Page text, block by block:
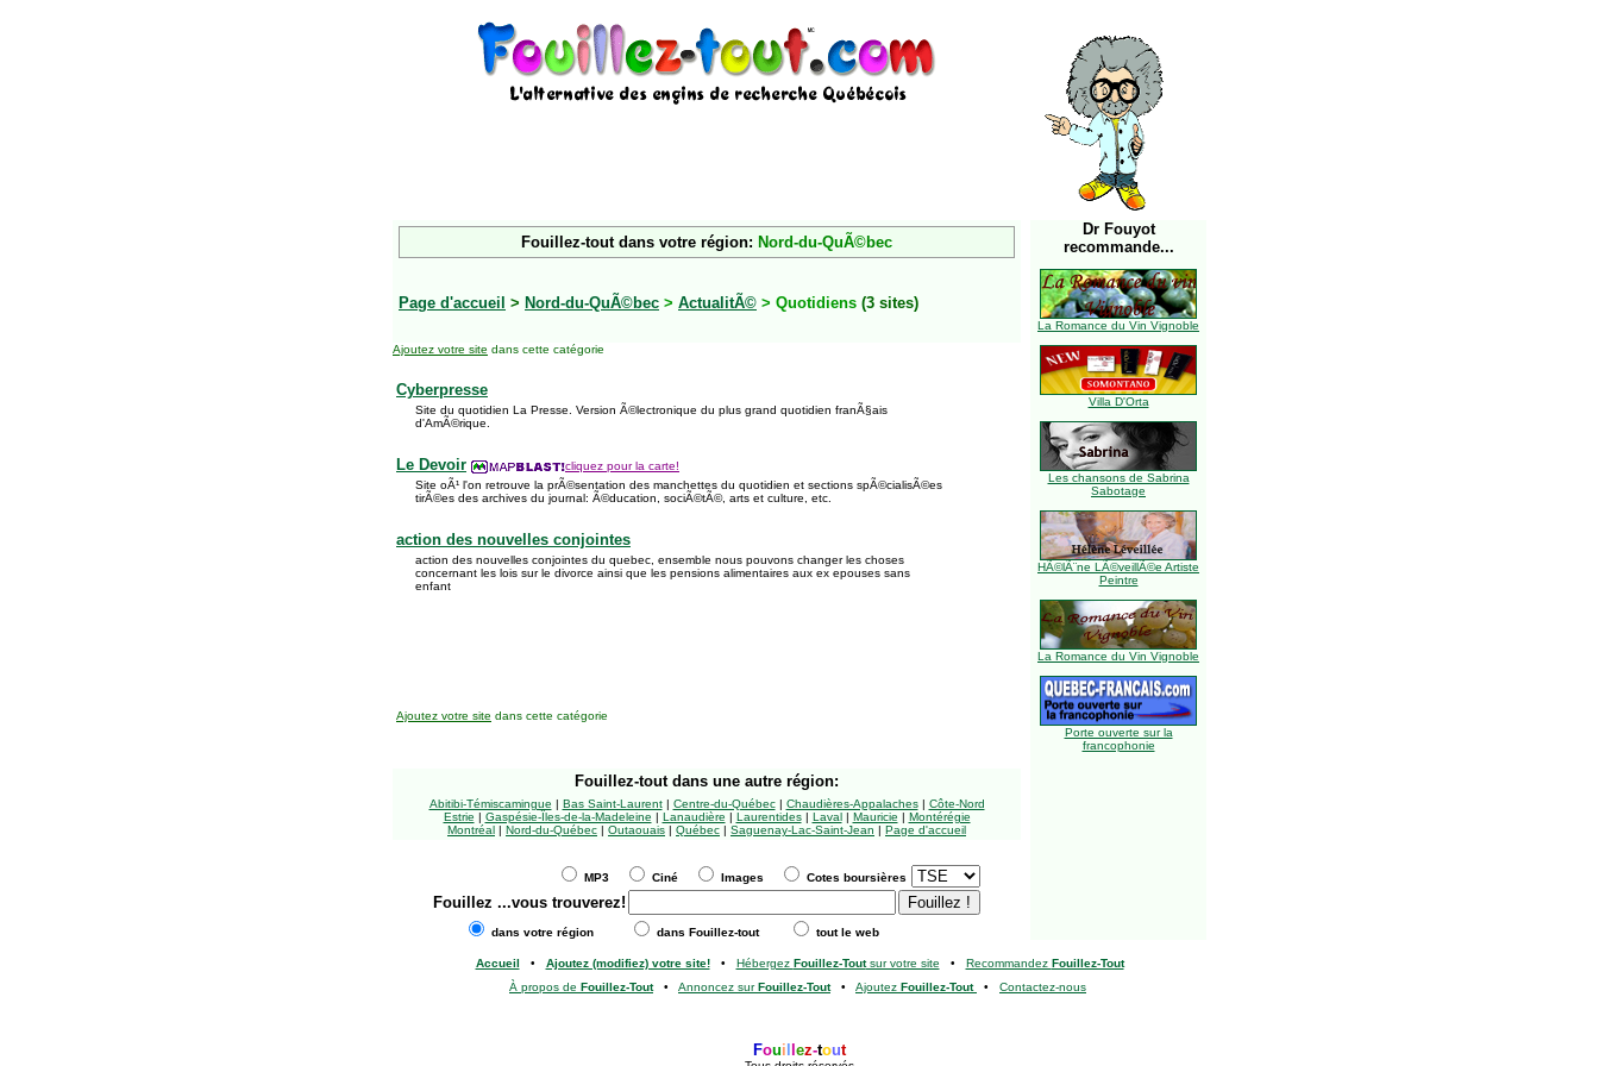
Fouillez-tout dans votre région: Nord-du-QuÃ©bec
Page d'accueil > Nord-du-QuÃ©bec > ActualitÃ© > Quotidiens (3 sites)
Ajoutez votre site dans cette catégorie
Cyberpresse
Site du quotidien La Presse. Version Ã©lectronique du plus grand quotidien franÃ§ais
d'AmÃ©rique.
Le Devoir
cliquez pour la carte!
Site oÃ¹ l'on retrouve la prÃ©sentation des manchettes du quotidien et sections spÃ©cialisÃ©es
tirÃ©es des archives du journal: Ã©ducation, sociÃ©tÃ©, arts et culture, etc.
action des nouvelles conjointes
action des nouvelles conjointes du quebec, ensemble nous pouvons changer les choses
concernant les lois sur le divorce ainsi que les pensions alimentaires aux ex epouses sans
enfant
Dr Fouyot
recommande...
La Romance du Vin Vignoble
Villa D'Orta
Les chansons de Sabrina
Sabotage
HÃ©lÃ¨ne LÃ©veillÃ©e Artiste
Peintre
La Romance du Vin Vignoble
Porte ouverte sur la
francophonie
Ajoutez votre site dans cette catégorie
Fouillez-tout dans une autre région:
Abitibi-Témiscamingue | Bas Saint-Laurent| Centre-du-Québec| Chaudières-Appalaches| Côte-Nord
Estrie | Gaspésie-Îles-de-la-Madeleine | Lanaudière | Laurentides| Laval| Mauricie | Montérégie
Montréal | Nord-du-Québec | Outaouais | Québec | Saguenay-Lac-Saint-Jean | Page d'accueil
MP3 Ciné Images Cotes boursières
Fouillez ...vous trouverez!
dans votre région dans Fouillez-tout tout le web
Accueil • Ajoutez (modifiez) votre site!• Hébergez Fouillez-Toutsur votre site • Recommandez Fouillez-Tout
À propos de Fouillez-Tout• Annoncez surFouillez-Tout• Ajoutez Fouillez-Tout • Contactez-nous
Foui ez-tout